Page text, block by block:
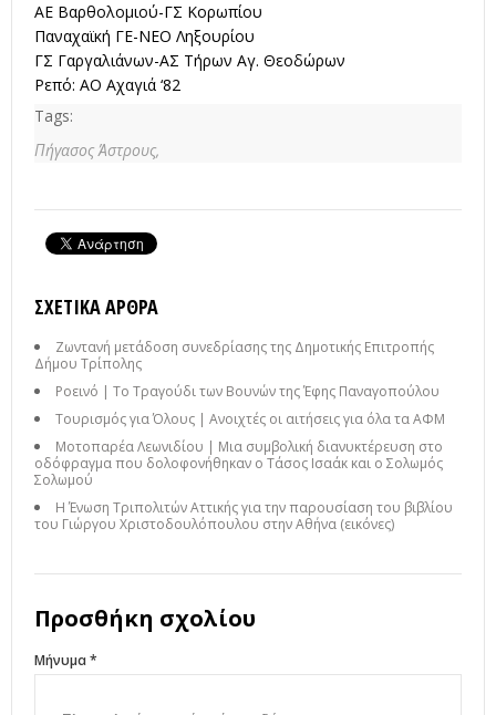
ΑΕ Βαρθολομιού-ΓΣ Κορωπίου
Παναχαϊκή ΓΕ-ΝΕΟ Ληξουρίου
ΓΣ Γαργαλιάνων-ΑΣ Τήρων Αγ. Θεοδώρων
Ρεπό: ΑΟ Αχαγιά ‘82
Tags:
Πήγασος Άστρους,
ΣΧΕΤΙΚΆ ΆΡΘΡΑ
Ζωντανή μετάδοση συνεδρίασης της Δημοτικής Επιτροπής
Δήμου Τρίπολης
Ροεινό | Το Τραγούδι των Βουνών της Έφης Παναγοπούλου
Τουρισμός για Όλους | Ανοιχτές οι αιτήσεις για όλα τα ΑΦΜ
Μοτοπαρέα Λεωνιδίου | Μια συμβολική διανυκτέρευση στο
οδόφραγμα που δολοφονήθηκαν ο Τάσος Ισαάκ και ο Σολωμός
Σολωμού
Η Ένωση Τριπολιτών Αττικής για την παρουσίαση του βιβλίου
του Γιώργου Χριστοδουλόπουλου στην Αθήνα (εικόνες)
Προσθήκη σχολίου
Μήνυμα *